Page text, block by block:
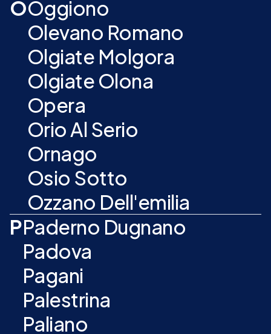
OOggiono
Olevano Romano
Olgiate Molgora
Olgiate Olona
Opera
Orio Al Serio
Ornago
Osio Sotto
Ozzano Dell'emilia
PPaderno Dugnano
Padova
Pagani
Palestrina
Paliano